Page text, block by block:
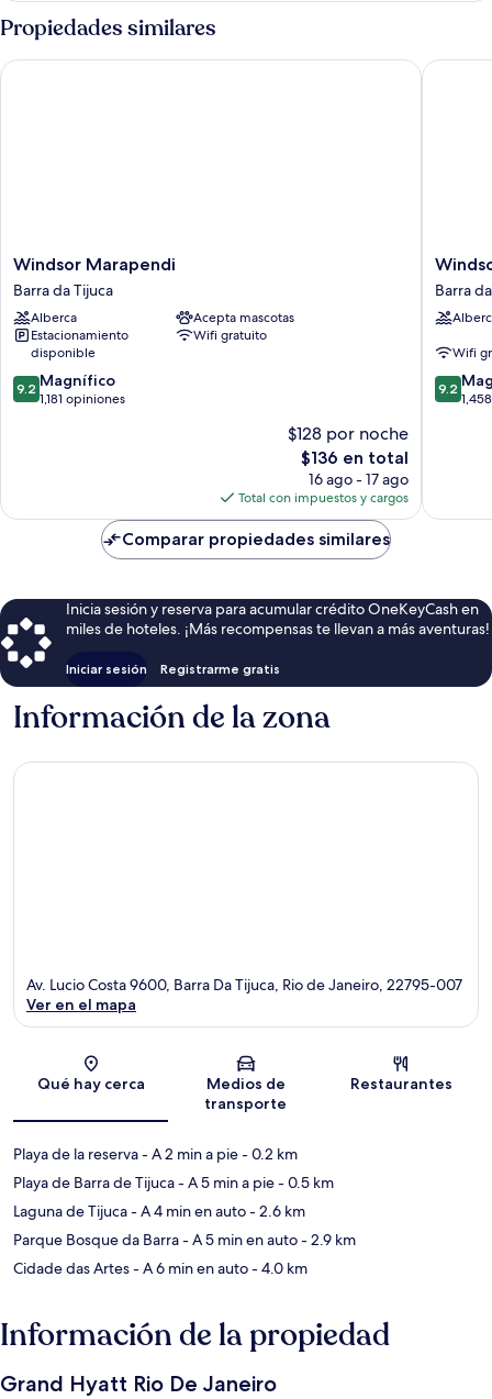
Propiedades similares
Windsor
Marapendi
Barra
da
Tijuca
Windsor Marapendi
Barra da Tijuca
Alberca
Acepta mascotas
Estacionamiento
disponible
Wifi gratuito
9.2
de
9.2 Magnífico
1,181 opiniones
$128 por noche
El
precio
actual
es
de
$136
$136 en total
16 ago - 17 ago
Total con impuestos y cargos
Windsor Marapendi
Windsor
Barra
da
Barra
Wifi
9.2
de
9.2
Comparar propiedades similares
Inicia sesión y reserva para acumular crédito OneKeyCash en
miles de hoteles. ¡Más recompensas te llevan a más aventuras!
Iniciar sesión Registrarme gratis
Información de la zona
Sección del mapa
Av. Lucio Costa 9600, Barra Da Tijuca, Rio de Janeiro, 22795-007
Ver en el mapa
Qué hay cerca
Medios de
transporte
Restaurantes
Playa de la reserva- A 2 min a pie- 0.2 km
Playa de Barra de Tijuca- A 5 min a pie- 0.5 km
Laguna de Tijuca- A 4 min en auto- 2.6 km
Parque Bosque da Barra- A 5 min en auto- 2.9 km
Cidade das Artes- A 6 min en auto- 4.0 km
Información de la propiedad
Grand Hyatt Rio De Janeiro